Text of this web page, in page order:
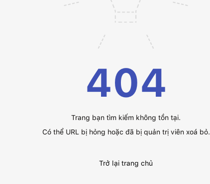
404
Trang bạn tìm kiếm không tồn tại.
Có thể URL bị hỏng hoặc đã bị quản trị viên xoá bỏ.
Trở lại trang chủ